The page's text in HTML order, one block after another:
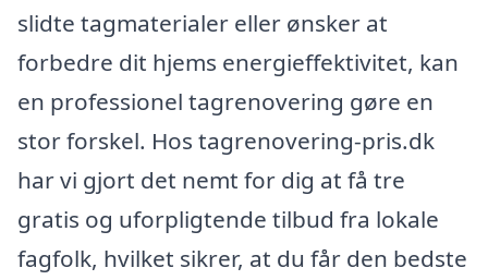
slidte tagmaterialer eller ønsker at
forbedre dit hjems energieffektivitet, kan
en professionel tagrenovering gøre en
stor forskel. Hos tagrenovering-pris.dk
har vi gjort det nemt for dig at få tre
gratis og uforpligtende tilbud fra lokale
fagfolk, hvilket sikrer, at du får den bedste